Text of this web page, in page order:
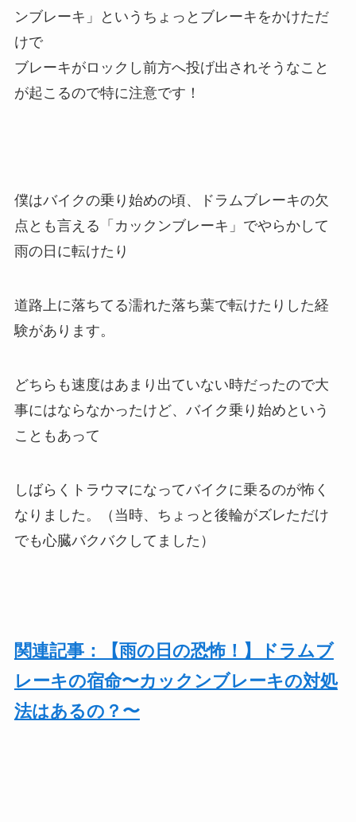
ンブレーキ」というちょっとブレーキをかけただ
けで
ブレーキがロックし前方へ投げ出されそうなこと
が起こるので特に注意です！
僕はバイクの乗り始めの頃、ドラムブレーキの欠
点とも言える「カックンブレーキ」でやらかして
雨の日に転けたり
道路上に落ちてる濡れた落ち葉で転けたりした経
験があります。
どちらも速度はあまり出ていない時だったので大
事にはならなかったけど、バイク乗り始めという
こともあって
しばらくトラウマになってバイクに乗るのが怖く
なりました。（当時、ちょっと後輪がズレただけ
でも心臓バクバクしてました）
関連記事：【雨の日の恐怖！】ドラムブ
レーキの宿命〜カックンブレーキの対処
法はあるの？〜